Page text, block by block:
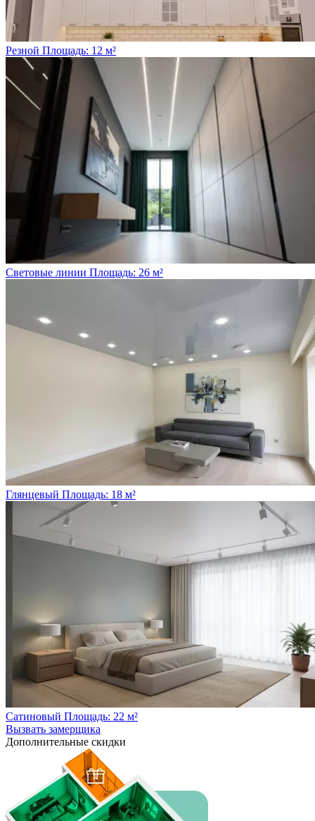
Резной Площадь: 12 м²
Световые линии Площадь: 26 м²
Глянцевый Площадь: 18 м²
Сатиновый Площадь: 22 м²
Вызвать замерщика
Дополнительные скидки